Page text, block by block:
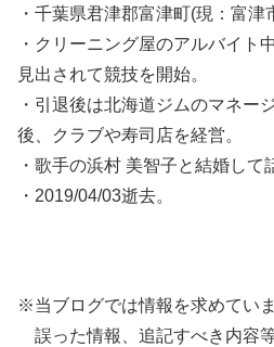
・千葉県君津郡富津町(現：富津
・クリーニング屋のアルバイト
見出されて競技を開始。
・引退後は北海道ジムのマネー
後、クラブや寿司店を経営。
・歌手の浜村 美智子と結婚して
・2019/04/03逝去。
※当ブログでは情報を求めていま
誤った情報、追記すべき内容